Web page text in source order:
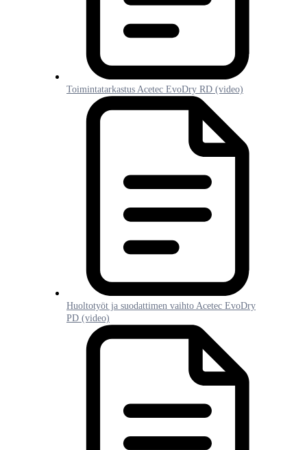
Toimintatarkastus Acetec EvoDry RD (video)
Huoltotyöt ja suodattimen vaihto Acetec EvoDry
PD (video)